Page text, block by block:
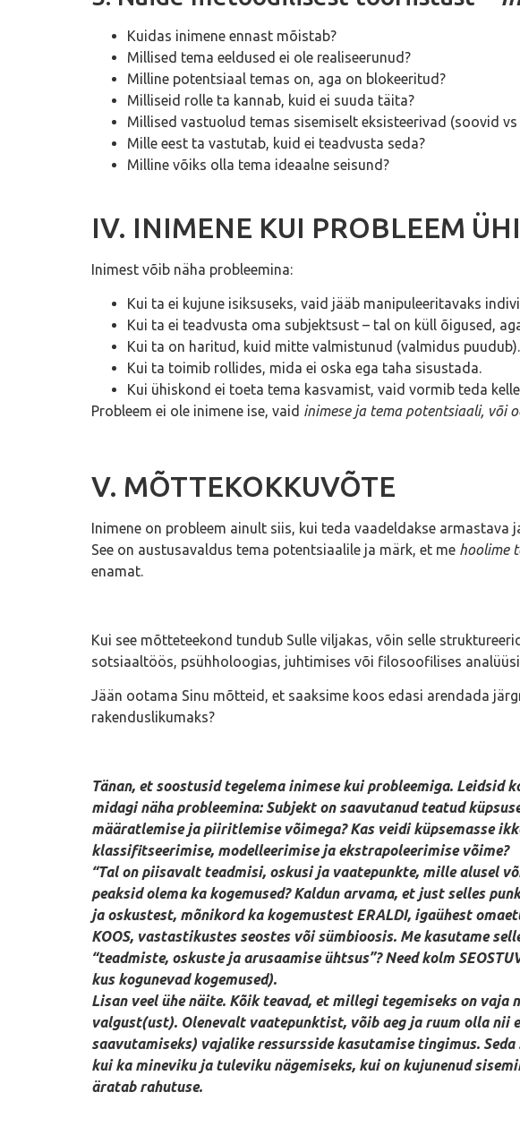
Kuidas inimene ennast mõistab?
Millised tema eeldused ei ole realiseerunud?
Milline potentsiaal temas on, aga on blokeeritud?
Milliseid rolle ta kannab, kuid ei suuda täita?
Millised vastuolud temas sisemiselt eksisteerivad (soovid
Mille eest ta vastutab, kuid ei teadvusta seda?
Milline võiks olla tema ideaalne seisund?
IV. INIMENE KUI PROBLEEM
Inimest võib näha probleemina:
Kui ta ei kujune isiksuseks, vaid jääb manipuleeritavaks
Kui ta ei teadvusta oma subjektsust – tal on küll õigused,
Kui ta on haritud, kuid mitte valmistunud (valmidus puudub).
Kui ta toimib rollides, mida ei oska ega taha sisustada.
Kui ühiskond ei toeta tema kasvamist, vaid vormib teda
Probleem ei ole inimene ise, vaid inimese ja tema potentsiaali, või
V. MÕTTEKOKKUVÕTE
Inimene on probleem ainult siis, kui teda vaadeldakse armastava
See on austusavaldus tema potentsiaalile ja märk, et me hoolime
enamat.
Kui see mõtteteekond tundub Sulle viljakas, võin selle
sotsiaaltöös, psühholoogias, juhtimises või filosoofilises
Jään ootama Sinu mõtteid, et saaksime koos edasi arendada
rakenduslikumaks?
Tänan, et soostusid tegelema inimese kui probleemiga. Leidsid
midagi näha probleemina: Subjekt on saavutanud teatud
määratlemise ja piiritlemise võimega? Kas veidi küpsemasse
klassifitseerimise, modelleerimise ja ekstrapoleerimise võime?
“Tal on piisavalt teadmisi, oskusi ja vaatepunkte, mille alusel
peaksid olema ka kogemused? Kaldun arvama, et just selles
ja oskustest, mõnikord ka kogemustest ERALDI, igaühest
KOOS, vastastikustes seostes või sümbioosis. Me kasutame
“teadmiste, oskuste ja arusaamise ühtsus”? Need kolm
kus kogunevad kogemused).
Lisan veel ühe näite. Kõik teavad, et millegi tegemiseks on
valgust(ust). Olenevalt vaatepunktist, võib aeg ja ruum olla nii
saavutamiseks) vajalike ressursside kasutamise tingimus.
kui ka mineviku ja tuleviku nägemiseks, kui on kujunenud
äratab rahutuse.